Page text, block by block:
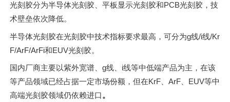
光刻胶分为半导体光刻胶、平板显示光刻胶和PCB光刻胶，技
术壁垒依次降低。
半导体光刻胶在光刻胶中技术指标要求最高，可分为g线/i线/Kr
F/ArF/ArFi和EUV光刻胶。
国内厂商主要以紫外宽谱、g线、i线等中低端产品为主，在该
等产品领域已经占据一定市场份额，但在KrF、ArF、EUV等中
高端光刻胶领域仍依赖进口。